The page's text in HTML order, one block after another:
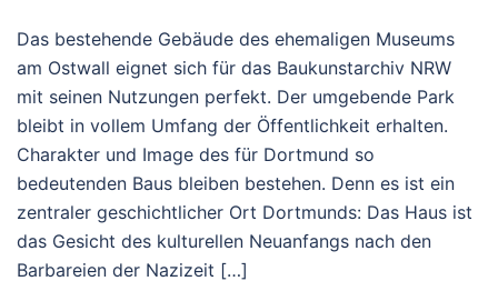
Das bestehende Gebäude des ehemaligen Museums
am Ostwall eignet sich für das Baukunstarchiv NRW
mit seinen Nutzungen perfekt. Der umgebende Park
bleibt in vollem Umfang der Öffentlichkeit erhalten.
Charakter und Image des für Dortmund so
bedeutenden Baus bleiben bestehen. Denn es ist ein
zentraler geschichtlicher Ort Dortmunds: Das Haus ist
das Gesicht des kulturellen Neuanfangs nach den
Barbareien der Nazizeit […]